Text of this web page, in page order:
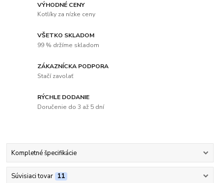
VÝHODNÉ CENY
Kotlíky za nízke ceny
VŠETKO SKLADOM
99 % držíme skladom
ZÁKAZNÍCKA PODPORA
Stačí zavolať
RÝCHLE DODANIE
Doručenie do 3 až 5 dní
Kompletné špecifikácie
Súvisiaci tovar 11